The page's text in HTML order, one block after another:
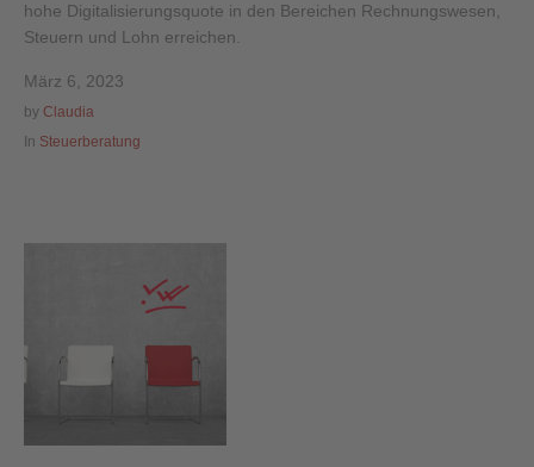
hohe Digitalisierungsquote in den Bereichen Rechnungswesen,
Steuern und Lohn erreichen.
März 6, 2023
by Claudia
In Steuerberatung